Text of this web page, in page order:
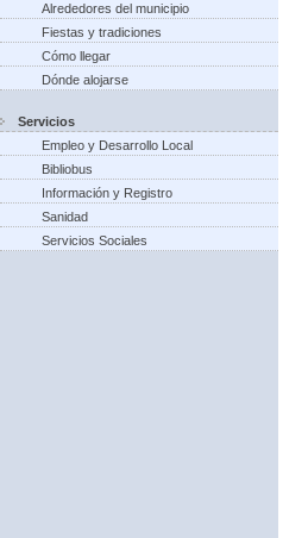
Alrededores del municipio
Fiestas y tradiciones
Cómo llegar
Dónde alojarse
Servicios
Empleo y Desarrollo Local
Bibliobus
Información y Registro
Sanidad
Servicios Sociales